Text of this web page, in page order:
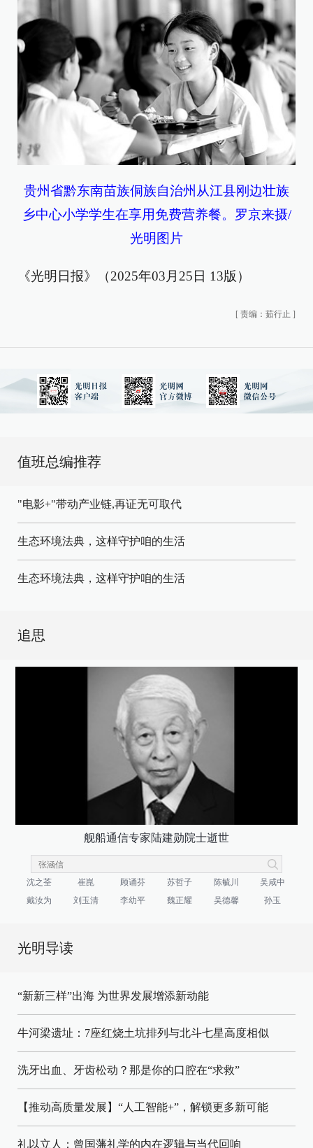
贵州省黔东南苗族侗族自治州从江县刚边壮族
乡中心小学学生在享用免费营养餐。罗京来摄/
光明图片
《光明日报》（2025年03月25日 13版）
[ 责编：茹行止 ]
值班总编推荐
"电影+"带动产业链,再证无可取代
生态环境法典，这样守护咱的生活
生态环境法典，这样守护咱的生活
追思
舰船通信专家陆建勋院士逝世
沈之荃 崔崑 顾诵芬 苏哲子 陈毓川
吴咸中
戴汝为
刘玉清 李幼平 魏正耀 吴德馨 孙玉
光明导读
“新新三样”出海 为世界发展增添新动能
牛河梁遗址：7座红烧土坑排列与北斗七星高度相似
洗牙出血、牙齿松动？那是你的口腔在“求救”
【推动高质量发展】“人工智能+”，解锁更多新可能
礼以立人：曾国藩礼学的内在逻辑与当代回响